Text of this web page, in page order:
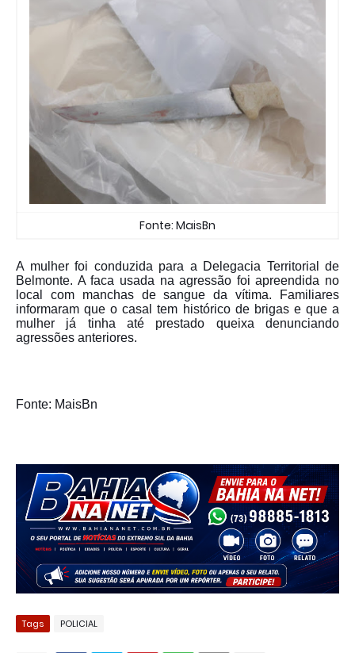
Fonte: MaisBn
A mulher foi conduzida para a Delegacia Territorial de
Belmonte. A faca usada na agressão foi apreendida no
local com manchas de sangue da vítima. Familiares
informaram que o casal tem histórico de brigas e que a
mulher já tinha até prestado queixa denunciando
agressões anteriores.
Fonte: MaisBn
Tags POLICIAL